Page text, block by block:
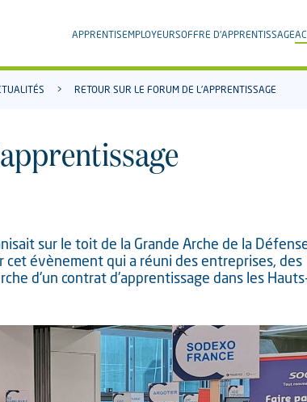
APPRENTISEMPLOYEURSOFFRE D'APPRENTISSAGE
RETOUR SUR LE FORUM DE L'APPRENTISSAGE
sur le toit de la Grande Arche de la
évènement qui a réuni des entreprises, des
d'un contrat d'apprentissage dans les